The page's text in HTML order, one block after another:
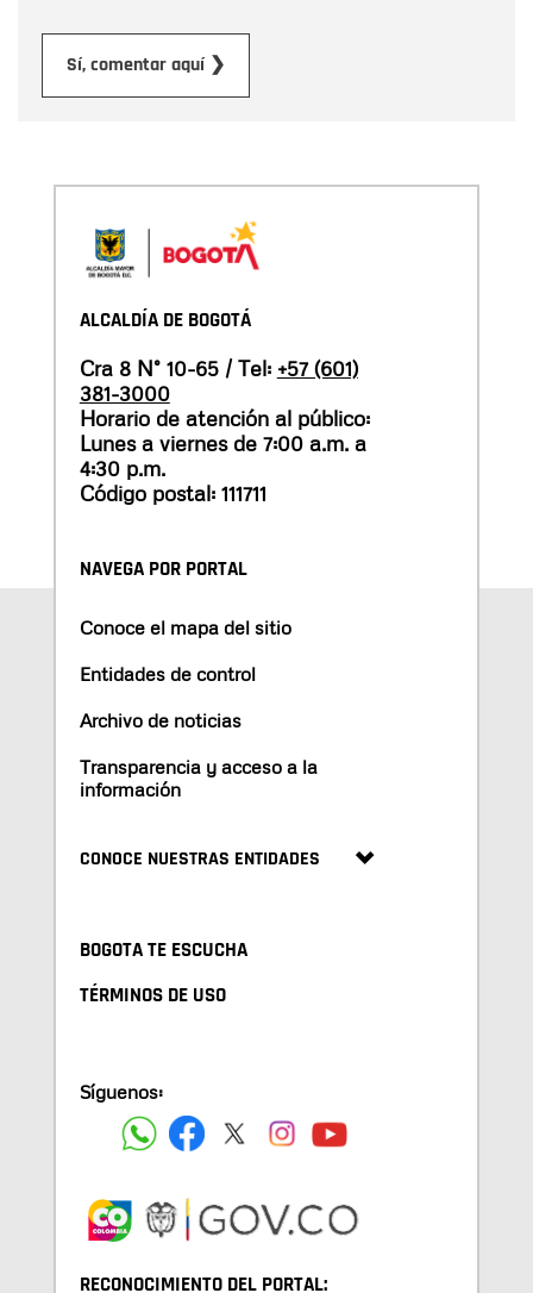
Sí, comentar aquí ❯
ALCALDÍA DE BOGOTÁ
Cra 8 N° 10-65 / Tel: +57 (601)
381-3000
Horario de atención al público:
Lunes a viernes de 7:00 a.m. a
4:30 p.m.
Código postal: 111711
NAVEGA POR PORTAL
Conoce el mapa del sitio
Entidades de control
Archivo de noticias
Transparencia y acceso a la
información
CONOCE NUESTRAS ENTIDADES
BOGOTA TE ESCUCHA
TÉRMINOS DE USO
Síguenos:
RECONOCIMIENTO DEL PORTAL: